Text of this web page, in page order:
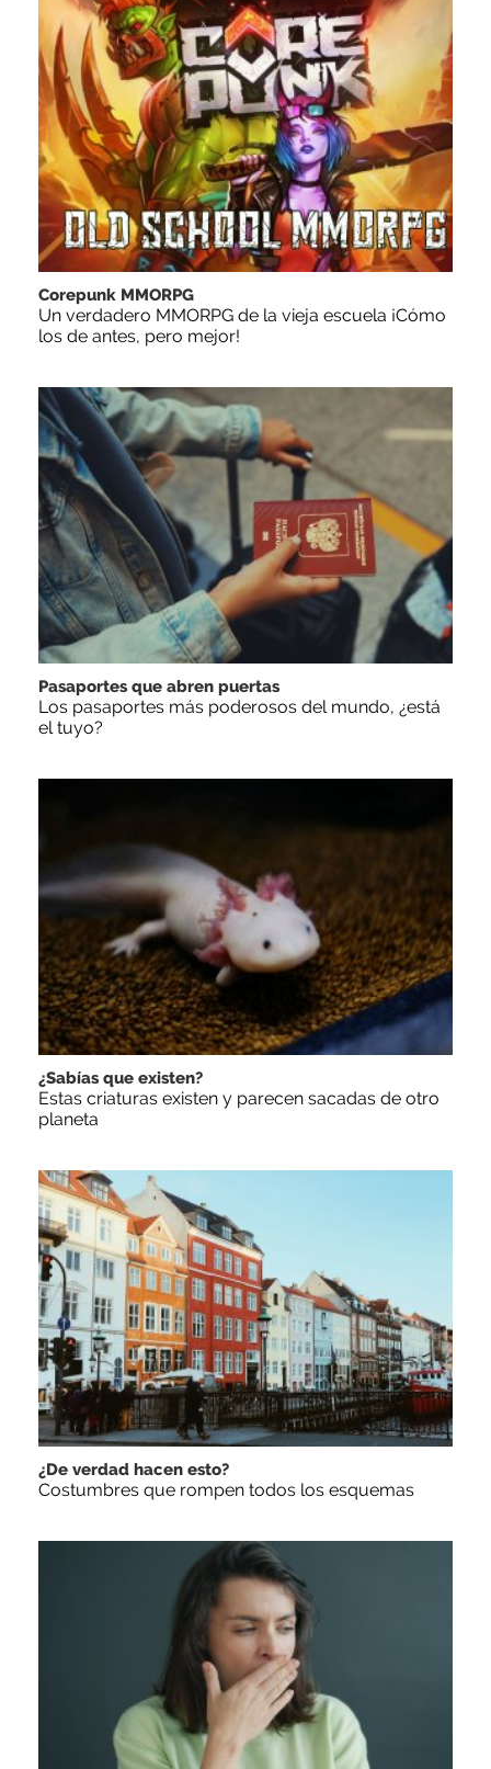
Corepunk MMORPG
Un verdadero MMORPG de la vieja escuela ¡Cómo
los de antes, pero mejor!
Pasaportes que abren puertas
Los pasaportes más poderosos del mundo, ¿está
el tuyo?
¿Sabías que existen?
Estas criaturas existen y parecen sacadas de otro
planeta
¿De verdad hacen esto?
Costumbres que rompen todos los esquemas